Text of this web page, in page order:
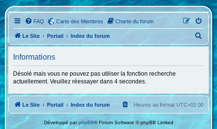
FAQ Carte des Membres Charte du forum
Le Site Portail Index du forum
e
r
c
Informations
Désolé mais vous ne pouvez pas utiliser la fonction recherche
actuellement. Veuillez réessayer dans 4 secondes.
Le Site Portail Index du forum Heures au format UTC+02:00
Développé parphpBB® Forum Software © phpBB Limited